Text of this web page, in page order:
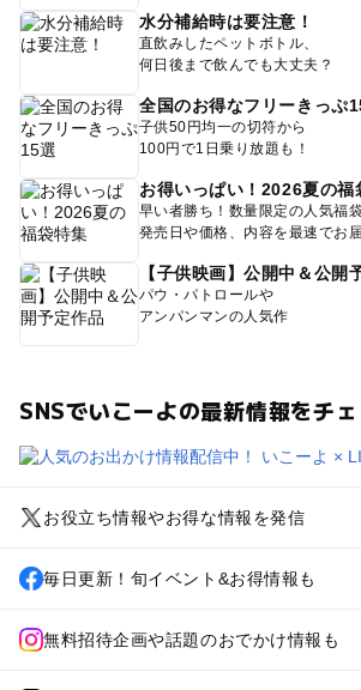
水分補給時は要注意！
直飲みしたペットボトル、
何日後まで飲んでも大丈夫？
全国のお得なフリーきっぷ
子供50円均一の切符から
100円で1日乗り放題も！
お得いっぱい！2026夏の福
早い者勝ち！数量限定の人気福
発売日や価格、内容を最速でお
【子供映画】公開中＆公開
パウ・パトロールや
アンパンマンの人気作
SNSでいこーよの最新情報をチェ
お役立ち情報やお得な情報を発信
毎日更新！旬イベント&お得情報も
無料招待企画や話題のおでかけ情報も